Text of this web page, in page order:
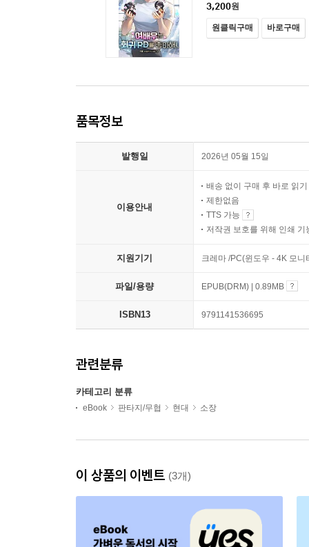
3,200원
원클릭구매 바로구매
품목정보
발행일 2026년 05월 15일
이용안내
배송 없이 구매 후 바로 읽기
제한없음
TTS 가능
저작권 보호를 위해 인쇄 기
지원기기 크레마 /PC(윈도우 - 4K 모
파일/용량 EPUB(DRM) | 0.89MB
ISBN13 9791141536695
관련분류
카테고리 분류
eBook 판타지/무협 현대 소장
이 상품의 이벤트 (3개)